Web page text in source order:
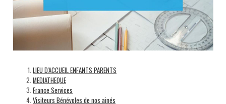
LIEU D'ACCUEIL ENFANTS PARENTS
MEDIATHEQUE
France Services
Visiteurs Bénévoles de nos ainés